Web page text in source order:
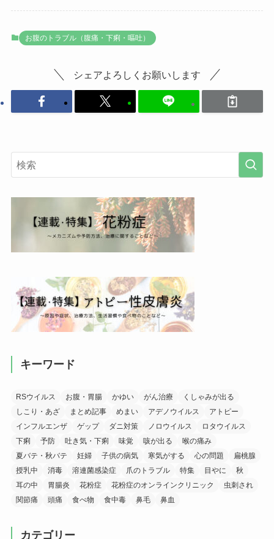
お腹のトラブル（腹痛・下痢・嘔吐）
シェアよろしくお願いします
キーワード
RSウイルス お腹・胃腸 かゆい がん治療
くしゃみが出る
しこり・あざ
まとめ記事 めまい アデノウイルス
アトピー
インフルエンザ
ゲップ ダニ対策 ノロウイルス
ロタウイルス
下痢
予防 吐き気・下痢 味覚 咳が出る
喉の痛み
夏バテ・秋バテ
妊婦 子供の病気 寒気がする 心の問題
扁桃腺
授乳中
消毒 溶連菌感染症 爪のトラブル 特集 目やに
秋
耳の中
胃腸炎 花粉症 花粉症のオンラインクリニック
虫刺され
関節痛
頭痛 食べ物 食中毒 鼻毛 鼻血
カテゴリー